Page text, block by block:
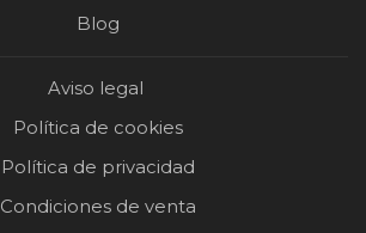
Blog
Aviso legal
Política de cookies
Política de privacidad
Condiciones de venta